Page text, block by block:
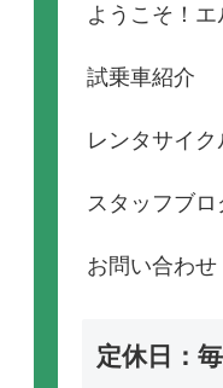
ようこそ！エ
試乗車紹介
レンタサイク
スタッフブロ
お問い合わせ
定休日：